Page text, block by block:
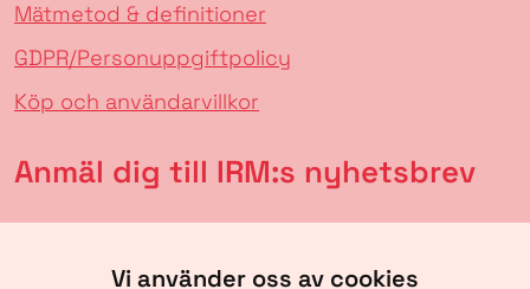
Vi använder oss av cookies
Mätmetod & definitioner
GDPR/Personuppgiftpolicy
Köp och användarvillkor
Anmäl dig till IRM:s nyhetsbrev